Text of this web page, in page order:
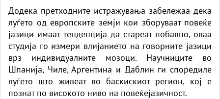
Додека претходните истражувања забележаа дека
луѓето од европските земји кои зборуваат повеќе
јазици имаат тенденција да стареат побавно, оваа
студија го измери влијанието на говорните јазици
врз индивидуалните мозоци. Научниците во
Шпанија, Чиле, Аргентина и Даблин ги споредиле
луѓето што живеат во баскискиот регион, кој е
познат по високото ниво на повеќејазичност.